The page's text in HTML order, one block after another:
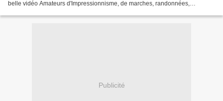
belle vidéo Amateurs d'Impressionnisme, de marches, randonnées,
Publicité